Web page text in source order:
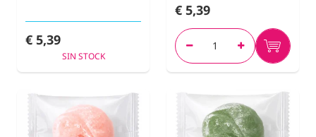
€ 5,39
SIN STOCK
€ 5,39